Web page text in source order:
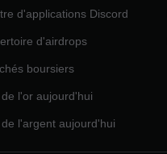
d'applications Discord
d'airdrops
boursiers
de l'or aujourd'hui
de l'argent aujourd'hui